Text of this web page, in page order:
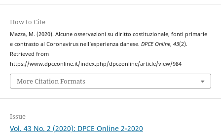
How to Cite
Mazza, M. (2020). Alcune osservazioni su diritto costituzionale, fonti primarie
e contrasto al Coronavirus nell’esperienza danese. DPCE Online, 43(2).
Retrieved from
https://www.dpceonline.it/index.php/dpceonline/article/view/984
More Citation Formats
Issue
Vol. 43 No. 2 (2020): DPCE Online 2-2020